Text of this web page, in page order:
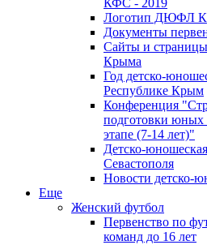
КФС - 2019
Логотип ДЮФЛ
Документы
Сайты и
Крыма
Год детско-
Республике Крым
Конференция
подготовки юных
этапе (7-14 лет)"
Детско-
Севастополя
Новости детско-
Еще
Женский футбол
Первенство по
команд до 16 лет